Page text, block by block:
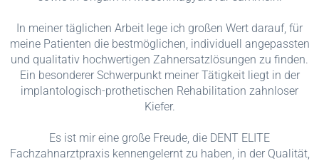
In meiner täglichen Arbeit lege ich großen Wert darauf, für
meine Patienten die bestmöglichen, individuell angepassten
und qualitativ hochwertigen Zahnersatzlösungen zu finden.
Ein besonderer Schwerpunkt meiner Tätigkeit liegt in der
implantologisch-prothetischen Rehabilitation zahnloser
Kiefer.
Es ist mir eine große Freude, die DENT ELITE
Fachzahnarztpraxis kennengelernt zu haben, in der Qualität,